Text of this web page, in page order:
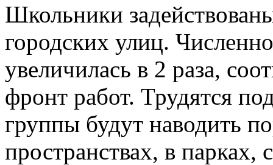
Школьники
городских улиц.
увеличилась в 2 раза,
фронт работ. Трудятся
группы будут наводить
пространствах, в парках,